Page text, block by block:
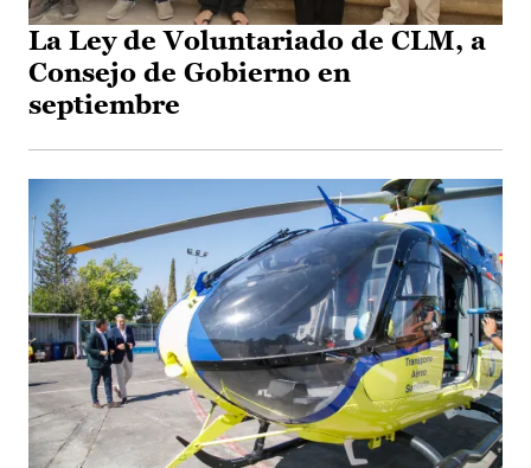
La Ley de Voluntariado de CLM, a
Consejo de Gobierno en
septiembre